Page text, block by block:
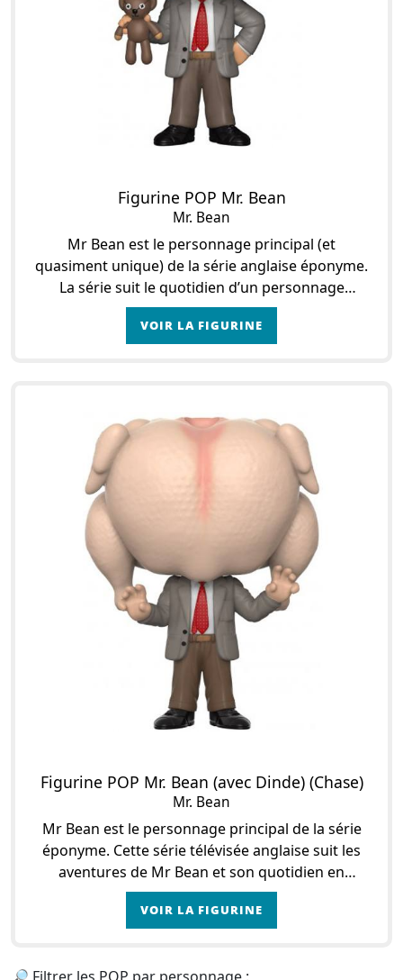
Figurine POP Mr. Bean
Mr. Bean
Mr Bean est le personnage principal (et
quasiment unique) de la série anglaise éponyme.
La série suit le quotidien d’un personnage
excentrique qu’on peut qualifier d’idiot. Chaque
situation,
VOIR LA FIGURINE
Figurine POP Mr. Bean (avec Dinde) (Chase)
Mr. Bean
Mr Bean est le personnage principal de la série
éponyme. Cette série télévisée anglaise suit les
aventures de Mr Bean et son quotidien en
banlieue de Londres. Tour repose sur le
personnage de Mr
VOIR LA FIGURINE